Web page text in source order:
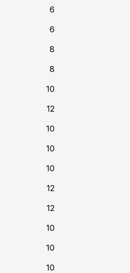
6
6
8
8
10
12
10
10
10
12
12
10
10
10